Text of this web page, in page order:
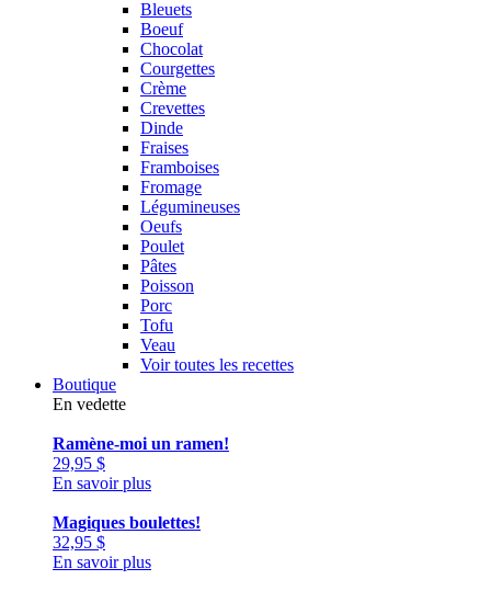
Bleuets
Boeuf
Chocolat
Courgettes
Crème
Crevettes
Dinde
Fraises
Framboises
Fromage
Légumineuses
Oeufs
Poulet
Pâtes
Poisson
Porc
Tofu
Veau
Voir toutes les recettes
Boutique
En vedette
Ramène-moi un ramen!
29,95 $
En savoir plus
Magiques boulettes!
32,95 $
En savoir plus